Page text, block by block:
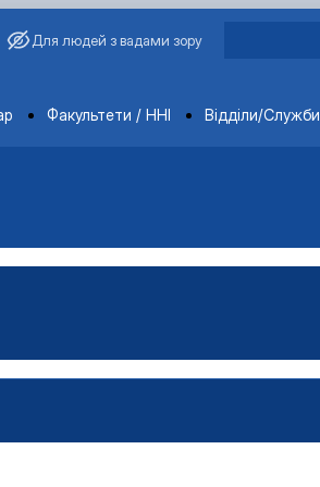
Для людей з вадами зору
Факультети / ННІ Відділи/Служби